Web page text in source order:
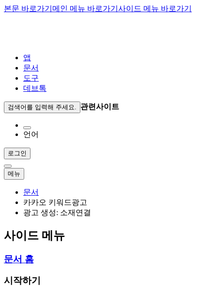
본문 바로가기 메인 메뉴 바로가기 사이드 메뉴 바로가기
앱
문서
도구
데브톡
검색어를 입력해 주세요. 관련사이트
언어
로그인
메뉴
문서
카카오 키워드광고
광고 생성: 소재연결
사이드 메뉴
문서 홈
시작하기